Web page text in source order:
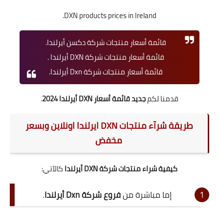
DXN products prices in Ireland.
قائمة أسعار منتجات شركة دكسن أيرلندا.
قائمة أسعار منتجات شركة DXN أيرلندا .
قائمة أسعار منتجات شركة Dxn أيرلندا.
قدمنا لكمجديد قائمة أسعار DXN أيرلندا 2024 .
طريقة شرآءمنتجات DXN ايرلندا
اونلاين وبسعر
مخفض
كيفية شراء منتجات شركة DXN أيرلندا كالآتي:
إما مباشرة منفروع شركة Dxn أيرلندا
.